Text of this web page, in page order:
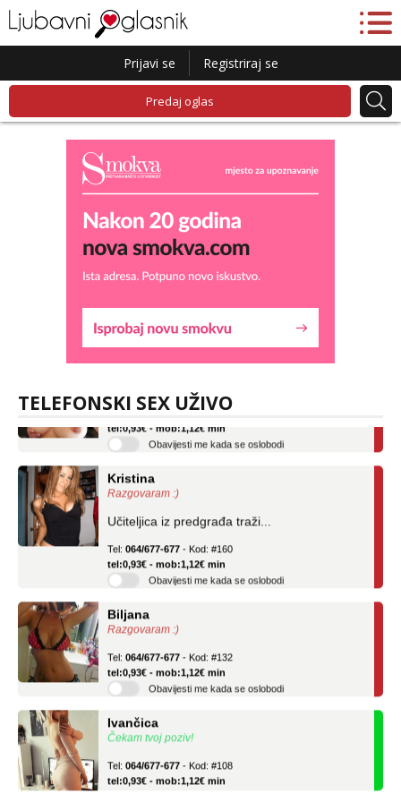
Prijavi se Registriraj se
Predaj oglas
TELEFONSKI SEX UŽIVO
Liliana
Tel: 064/677-677- Kod: #69
Obavijesti me kada se oslobodi
Kristina
Razgovaram :)
Učiteljica iz predgrađa traži...
Obavijesti me kada se oslobodi
Biljana
Razgovaram :)
Obavijesti me kada se oslobodi
Ivančica
Čekam tvoj poziv!